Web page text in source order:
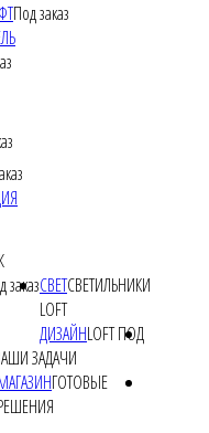
Под заказ
заказСВЕТСВЕТИЛЬНИКИ
LOFT
ДИЗАЙНLOFT ПОД
ЗАДАЧИ
ГОТОВЫЕ